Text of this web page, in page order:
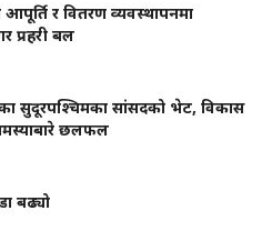
र वितरण व्यवस्थापनमा
प्रहरी बल
सुदूरपश्चिमका सांसदको भेट, विकास
छलफल
बढ्यो